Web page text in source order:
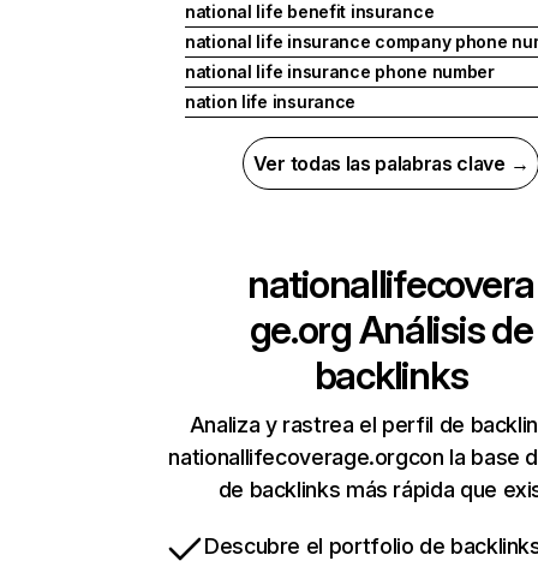
national life benefit insurance
national life insurance company phone
national life insurance phone number
nation life insurance
Ver todas las palabras clave →
nationallifecovera
ge.orgAnálisis de
backlinks
Analiza y rastrea el perfil de
nationallifecoverage.orgcon la base
de backlinks más rápida que
Descubre el portfolio de